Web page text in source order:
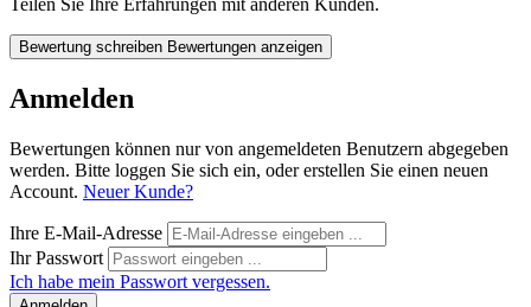
Bewertung schreiben Bewertungen anzeigen
Anmelden
Bewertungen können nur von angemeldeten Benutzern abgegeben
werden. Bitte loggen Sie sich ein, oder erstellen Sie einen neuen
Account. Neuer Kunde?
Ihre E-Mail-Adresse
Ihr Passwort
Ich habe mein Passwort vergessen.